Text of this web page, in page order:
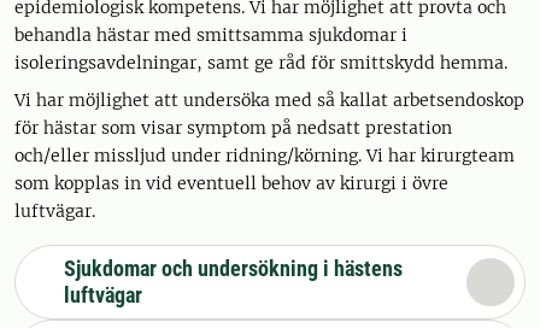
epidemiologisk kompetens. Vi har möjlighet att provta och
behandla hästar med smittsamma sjukdomar i
isoleringsavdelningar, samt ge råd för smittskydd hemma.
Vi har möjlighet att undersöka med så kallat arbetsendoskop
för hästar som visar symptom på nedsatt prestation
och/eller missljud under ridning/körning. Vi har kirurgteam
som kopplas in vid eventuell behov av kirurgi i övre
luftvägar.
Sjukdomar och undersökning i hästens
luftvägar